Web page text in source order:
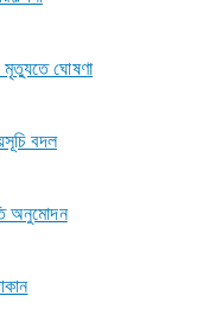
মৃত্যুতে ঘোষণা
বদল
অনুমোদন